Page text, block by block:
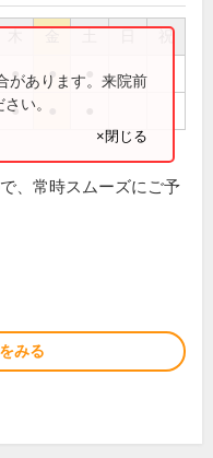
祝
● ●
●
があります。来院前
い。
×閉じる
、常時スムーズにご予
みる